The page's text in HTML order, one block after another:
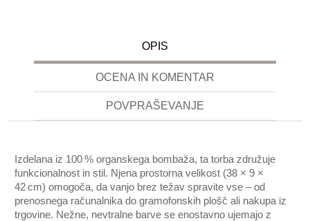
OPIS
OCENA IN KOMENTAR
POVPRAŠEVANJE
Izdelana iz 100 % organskega bombaža, ta torba združuje
funkcionalnost in stil. Njena prostorna velikost (38 × 9 ×
42 cm) omogoča, da vanjo brez težav spravite vse – od
prenosnega računalnika do gramofonskih plošč ali nakupa iz
trgovine. Nežne, nevtralne barve se enostavno ujemajo z